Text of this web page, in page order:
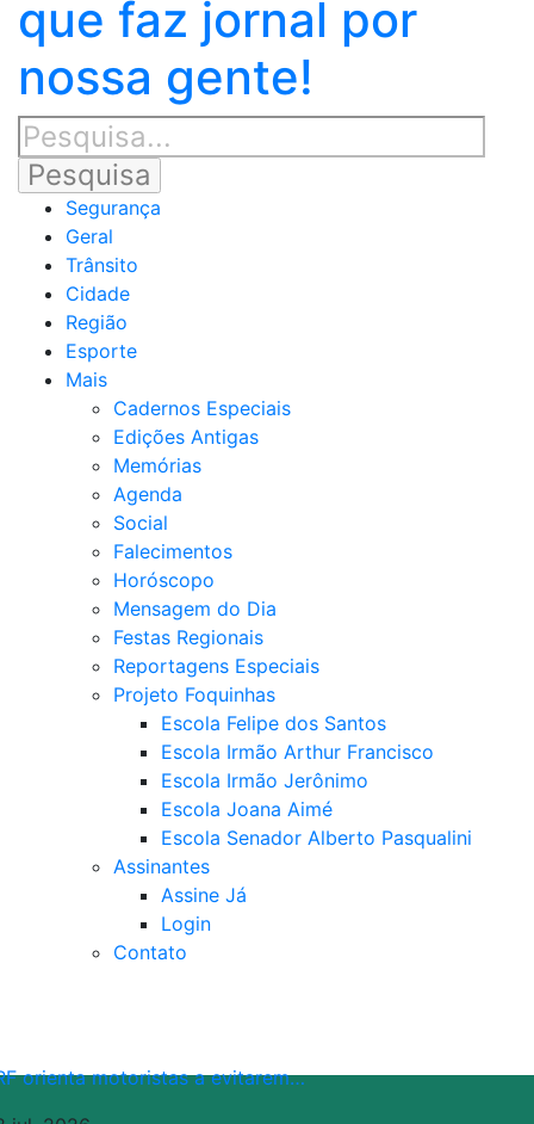
que faz jornal por
nossa gente!
Segurança
Geral
Trânsito
Cidade
Região
Esporte
Mais
Cadernos Especiais
Edições Antigas
Memórias
Agenda
Social
Falecimentos
Horóscopo
Mensagem do Dia
Festas Regionais
Reportagens Especiais
Projeto Foquinhas
Escola Felipe dos Santos
Escola Irmão Arthur Francisco
Escola Irmão Jerônimo
Escola Joana Aimé
Escola Senador Alberto Pasqualini
Assinantes
Assine Já
Login
Contato
orienta motoristas a evitarem…